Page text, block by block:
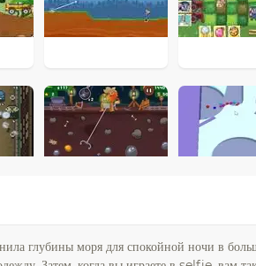
глубины моря для спокойной ночи в